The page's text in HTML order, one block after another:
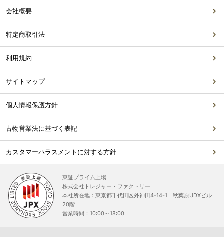
会社概要
特定商取引法
利用規約
サイトマップ
個人情報保護方針
古物営業法に基づく表記
カスタマーハラスメントに対する方針
東証プライム上場
株式会社トレジャー・ファクトリー
本社所在地：東京都千代田区外神田4-14-1 秋葉原UDXビル
20階
営業時間：10:00～18:00